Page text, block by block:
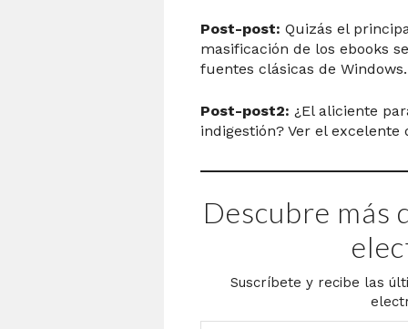
Post-post: Quizás el
masificación de los ebooks
fuentes clásicas de Windows.
Post-post2: ¿El aliciente
indigestión? Ver el
Descubre más
Suscríbete y recibe las
Escribe tu correo electrónico…